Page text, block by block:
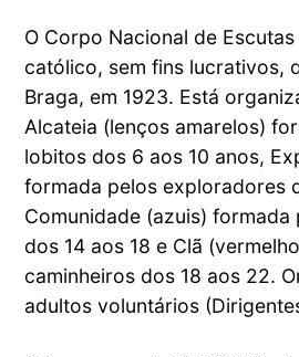
O Corpo Nacional de
católico, sem fins lucrativos,
Braga, em 1923. Está
Alcateia (lenços amarelos)
lobitos dos 6 aos 10 anos,
formada pelos exploradores
Comunidade (azuis) formada
dos 14 aos 18 e Clã
caminheiros dos 18 aos 22.
adultos voluntários